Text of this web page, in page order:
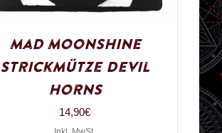
Mad Moonshine
Strickmütze Devil
Horns
14,90€